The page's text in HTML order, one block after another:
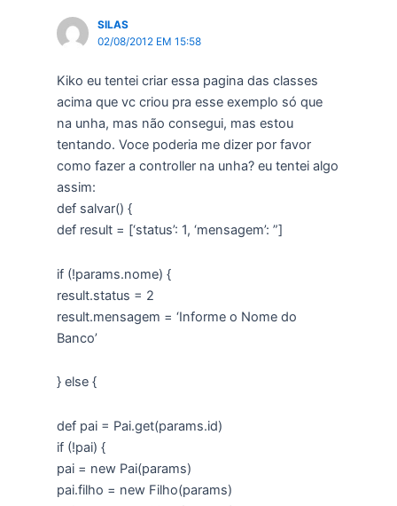
SILAS
02/08/2012 EM 15:58
Kiko eu tentei criar essa pagina das classes
acima que vc criou pra esse exemplo só que
na unha, mas não consegui, mas estou
tentando. Voce poderia me dizer por favor
como fazer a controller na unha? eu tentei algo
assim:
def salvar() {
def result = [‘status’: 1, ‘mensagem’: ”]
if (!params.nome) {
result.status = 2
result.mensagem = ‘Informe o Nome do
Banco’
} else {
def pai = Pai.get(params.id)
if (!pai) {
pai = new Pai(params)
pai.filho = new Filho(params)